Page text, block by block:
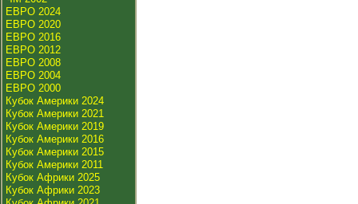
ЕВРО 2024
ЕВРО 2020
ЕВРО 2016
ЕВРО 2012
ЕВРО 2008
ЕВРО 2004
ЕВРО 2000
Кубок Америки 2024
Кубок Америки 2021
Кубок Америки 2019
Кубок Америки 2016
Кубок Америки 2015
Кубок Америки 2011
Кубок Африки 2025
Кубок Африки 2023